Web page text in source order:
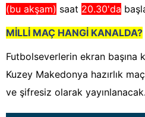
(bu akşam) saat 20.30'da
MİLLİ MAÇ HANGİ KANALDA?
Futbolseverlerin ekran başına
Kuzey Makedonya hazırlık
ve şifresiz olarak yayınlanacak.